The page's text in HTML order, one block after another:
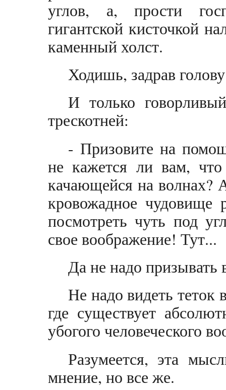
углов, а, прости
гигантской кисточкой
каменный холст.
Ходишь, задрав
И только
трескотней:
- Призовите на
не кажется ли вам,
качающейся на волнах?
кровожадное чудовище
посмотреть чуть под
свое воображение! Тут...
Да не надо призывать
Не надо видеть
где существует
убогого человеческого
Разумеется, эта
мнение, но все же.